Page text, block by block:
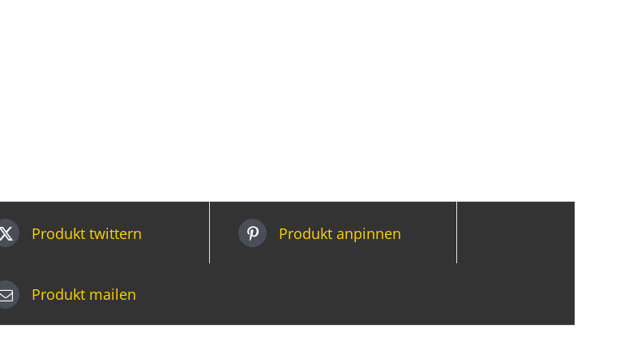
Produkt twittern Produkt anpinnen
Produkt mailen